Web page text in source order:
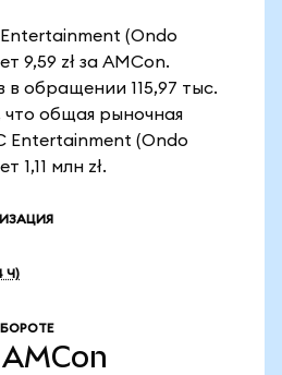
(Ondo
9,59 zł за AMCon.
в обращении 115,97 тыс.
что общая рыночная
Entertainment (Ondo
1,11 млн zł.
Ч)
AMCon